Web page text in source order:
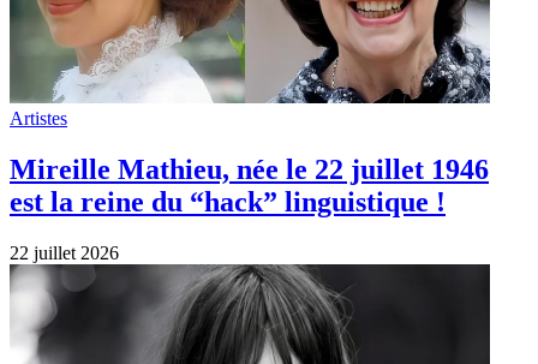
Artistes
Comment Charlotte gainsbourg (née le
17/07/1971) s’est forgée une armure pour
vaincre sa timidité.
21 juillet 2026